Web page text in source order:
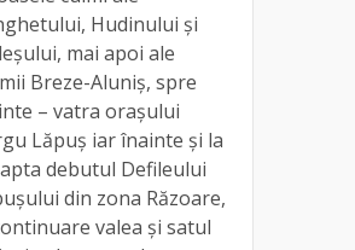
Hudinului și
mai apoi ale
Breze-Aluniș, spre
– vatra orașului
Lăpuș iar înainte și la
debutul Defileului
din zona Răzoare,
valea și satul